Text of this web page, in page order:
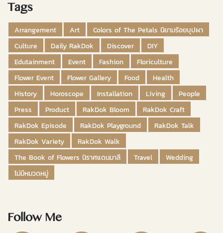
Tags
Arrangement Art
Colors of The Petals นิยามร้อยบุปผา
Culture
Daily RakDok Discover
DIY
Edutainment
Event Fashion
Floriculture
Flower Event
Flower Gallery Food
Health
History
Horoscope Installation Living
People
Press
Product RakDok Bloom
RakDok Craft
RakDok Episode
RakDok Playground
RakDok Talk
RakDok Variety
RakDok Walk
The Book of Flowers นิราศแดนมาลี
Travel
Wedding
ไม่มีหมวดหมู่
Follow Me